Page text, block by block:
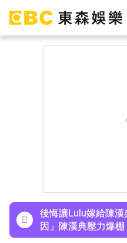
後悔讓Lulu嫁給陳
因」陳漢典壓力爆棚